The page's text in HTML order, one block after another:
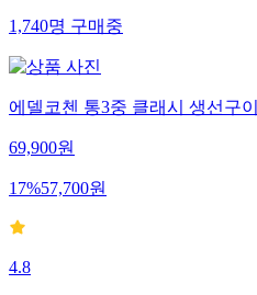
1,740명구매중
에델코첸 통3중 클래시 생선구
69,900원
17%57,700원
4.8